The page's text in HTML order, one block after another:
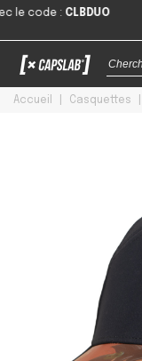
code:CLBDUO
Accueil Casquettes